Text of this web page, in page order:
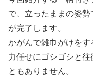
で、立ったままの姿
が完了します。
かがんで雑巾がけを
力任せにゴシゴシと
ともありません。